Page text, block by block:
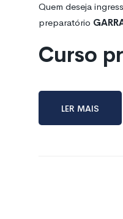
Quem deseja
preparatório
Curso
Ler mais